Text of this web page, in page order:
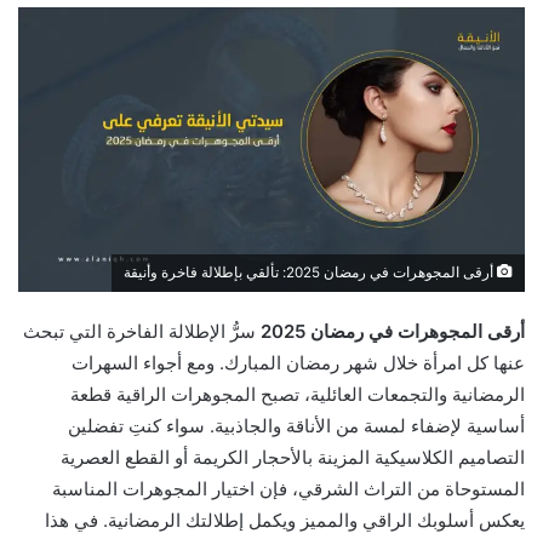
أرقى المجوهرات في رمضان 2025: تألقي بإطلالة فاخرة وأنيقة
أرقى المجوهرات في رمضان 2025
سرُّ الإطلالة الفاخرة التي تبحث
عنها كل امرأة خلال شهر رمضان المبارك. ومع أجواء السهرات
الرمضانية والتجمعات العائلية، تصبح المجوهرات الراقية قطعة
أساسية لإضفاء لمسة من الأناقة والجاذبية. سواء كنتِ تفضلين
التصاميم الكلاسيكية المزينة بالأحجار الكريمة أو القطع العصرية
المستوحاة من التراث الشرقي، فإن اختيار المجوهرات المناسبة
يعكس أسلوبك الراقي والمميز ويكمل إطلالتك الرمضانية. في هذا